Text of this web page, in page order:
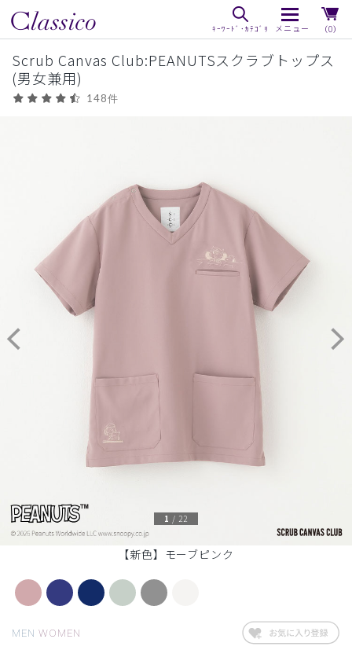
（0）
Scrub Canvas Club:PEANUTSスクラブトップス
(男女兼用)
148件
【新色】モーブピンク
1 / 22
MEN WOMEN